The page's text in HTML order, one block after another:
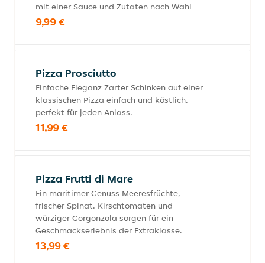
mit einer Sauce und Zutaten nach Wahl
9,99 €
Pizza Prosciutto
Einfache Eleganz Zarter Schinken auf einer
klassischen Pizza einfach und köstlich,
perfekt für jeden Anlass.
11,99 €
Pizza Frutti di Mare
Ein maritimer Genuss Meeresfrüchte,
frischer Spinat, Kirschtomaten und
würziger Gorgonzola sorgen für ein
Geschmackserlebnis der Extraklasse.
13,99 €